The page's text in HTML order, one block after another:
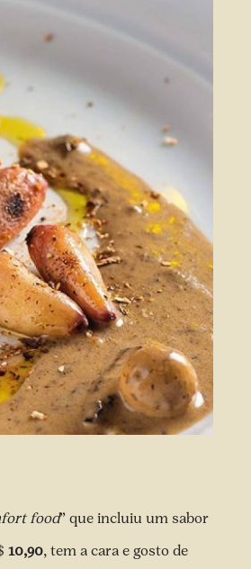
food” que incluiu um sabor
10,90, tem a cara e gosto de